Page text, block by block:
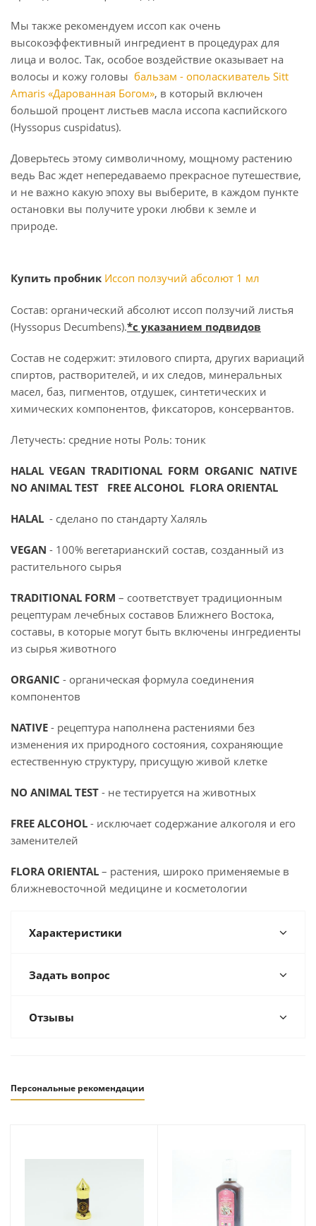
Мы также рекомендуем иссоп как очень
высокоэффективный ингредиент в процедурах для
лица и волос. Так, особое воздействие оказывает на
волосы и кожу головы бальзам - ополаскиватель Sitt
Amaris «Дарованная Богом», в который включен
большой процент листьев масла иссопа каспийского
(Hyssopus cuspidatus).
Доверьтесь этому символичному, мощному растению
ведь Вас ждет непередаваемо прекрасное путешествие,
и не важно какую эпоху вы выберите, в каждом пункте
остановки вы получите уроки любви к земле и
природе.
Купить пробник Иссоп ползучий абсолют 1 мл
Состав: органический абсолют иссоп ползучий листья
(Hyssopus Decumbens).*с указанием подвидов
Состав не содержит: этилового спирта, других вариаций
спиртов, растворителей, и их следов, минеральных
масел, баз, пигментов, отдушек, синтетических и
химических компонентов, фиксаторов, консервантов.
Летучесть: средние ноты Роль: тоник
HALAL VEGAN TRADITIONAL FORM ORGANIC NATIVE
NO ANIMAL TEST FREE ALCOHOL FLORA ORIENTAL
HALAL - сделано по стандарту Халяль
VEGAN - 100% вегетарианский состав, созданный из
растительного сырья
TRADITIONAL FORM – соответствует традиционным
рецептурам лечебных составов Ближнего Востока,
составы, в которые могут быть включены ингредиенты
из сырья животного
ORGANIC - органическая формула соединения
компонентов
NATIVE - рецептура наполнена растениями без
изменения их природного состояния, сохраняющие
естественную структуру, присущую живой клетке
NO ANIMAL TEST - не тестируется на животных
FREE ALCOHOL - исключает содержание алкоголя и его
заменителей
FLORA ORIENTAL – растения, широко применяемые в
ближневосточной медицине и косметологии
Характеристики
Задать вопрос
Отзывы
Персональные рекомендации